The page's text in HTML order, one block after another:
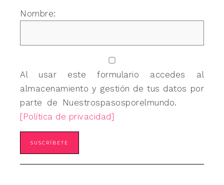
Nombre:
Al usar este formulario accedes al
almacenamiento y gestión de tus datos por
parte de Nuestrospasosporelmundo.
[Política de privacidad]